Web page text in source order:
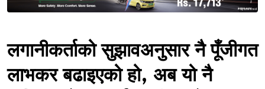
Sponsored
लगानीकर्ताको सुझावअनुसार नै पूँजीगत
लाभकर बढाइएको हो, अब यो नै